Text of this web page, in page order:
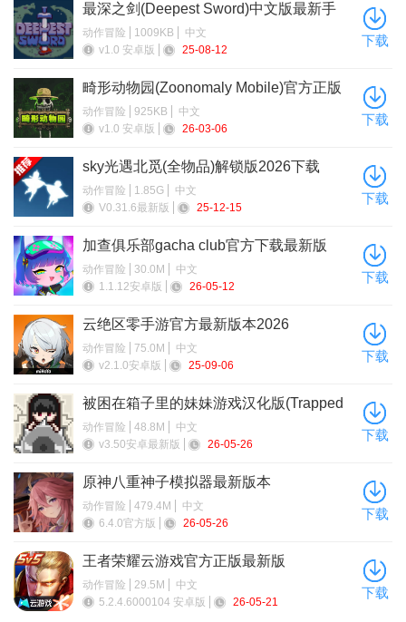
四星武器「长柄武器 · 且住亭御咄」！
【新剧情】全新传说任务
【新武器】寝正月初晴、且住亭御咄
限定五星武器「法器 · 寝正月初晴」、限定活动武器「长柄武器 ·
【新优化】部分界面优化、部分体验优化
更多详细优化信息请见游戏内公告。
全新角色牌、行动牌开放获取。
最深之剑(Deepest Sword)中文版最新手
机版
动作冒险 1009KB
中文
v1.0 安卓版
25-08-12
下载
畸形动物园(Zoonomaly Mobile)官方正版
手机版
动作冒险 925KB
中文
v1.0 安卓版
26-03-06
下载
sky光遇北觅(全物品)解锁版2026下载
动作冒险 1.85G
中文
V0.31.6最新版
25-12-15
下载
加查俱乐部gacha club官方下载最新版
动作冒险 30.0M
中文
1.1.12安卓版
26-05-12
下载
云绝区零手游官方最新版本2026
动作冒险 75.0M
中文
v2.1.0安卓版
25-09-06
下载
被困在箱子里的妹妹游戏汉化版(Trapped
Girls)
动作冒险 48.8M
中文
v3.50安卓最新版
26-05-26
下载
原神八重神子模拟器最新版本
动作冒险 479.4M
中文
6.4.0官方版
26-05-26
下载
王者荣耀云游戏官方正版最新版
动作冒险 29.5M
中文
5.2.4.6000104 安卓版
26-05-21
下载